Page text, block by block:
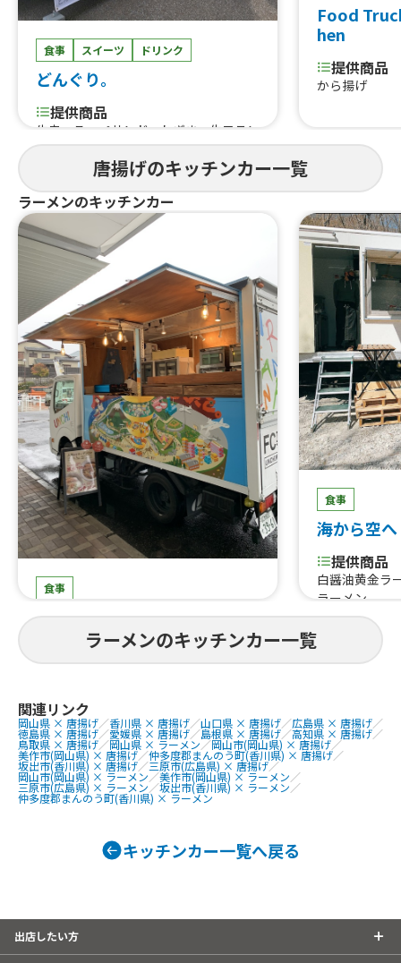
食事 スイーツ ドリンク
どんぐり。
提供商品
牛串、こっぺサンド、ねぎま、生フラン
ク、唐揚げ丼、カルビ丼、ドラゴンロ
ングポテト、ソフトドリンク、ロース
バーガー、かき氷、日替わり丼、日替
わり弁当、串カツ、たません、生ビー
ル、ハイボール、あら、やだ 唐揚
げ、屋台の焼きそば、日替わりパスタ
（サラダ付き）、たこ焼き
Food
hen
提供商品
から揚げ
唐揚げのキッチンカー一覧
ラーメンのキッチンカー
食事
人類みなキッチンCar
提供商品
冷凍餃子、チャーシュー、煮卵、豚骨
食事
海から空へ
提供商品
白醤油黄金ラ
ラーメン
ラーメンのキッチンカー一覧
関連リンク
岡山県 × 唐揚げ／香川県 × 唐揚げ／山口県 × 唐揚げ／広島県 × 唐揚げ／
徳島県 × 唐揚げ／愛媛県 × 唐揚げ／島根県 × 唐揚げ／高知県 × 唐揚げ／
鳥取県 × 唐揚げ／岡山県 × ラーメン／岡山市(岡山県) × 唐揚げ／
美作市(岡山県) × 唐揚げ／仲多度郡まんのう町(香川県) × 唐揚げ／
坂出市(香川県) × 唐揚げ／三原市(広島県) × 唐揚げ／
岡山市(岡山県) × ラーメン／美作市(岡山県) × ラーメン／
三原市(広島県) × ラーメン／坂出市(香川県) × ラーメン／
仲多度郡まんのう町(香川県) × ラーメン
キッチンカー一覧へ戻る
出店したい方